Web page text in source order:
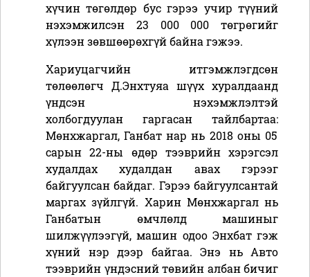
хүчин төгөлдөр бус гэрээ учир түүний
нэхэмжилсэн 23 000 000 төгрөгийг
хүлээн зөвшөөрөхгүй байна гэжээ.
Хариуцагчийн итгэмжлэгдсөн
төлөөлөгч Д.Энхтуяа шүүх хуралдаанд
үндсэн нэхэмжлэлтэй
холбогдуулан гаргасан тайлбартаа:
Мөнхжаргал, Ганбат нар нь 2018 оны 05
сарын 22-ны өдөр тээврийн хэрэгсэл
худалдах худалдан авах гэрээг
байгуулсан байдаг. Гэрээ байгуулсантай
маргах зүйлгүй. Харин Мөнхжаргал нь
Ганбатын өмчлөлд машиныг
шилжүүлээгүй, машин одоо Энхбат гэж
хүний нэр дээр байгаа. Энэ нь Авто
тээврийн үндэсний төвийн албан бичиг